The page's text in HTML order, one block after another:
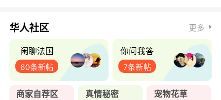
华人社区 更多
闲聊法国
60条新帖
你问我答
7条新帖
商家自荐区 真情秘密 宠物花草